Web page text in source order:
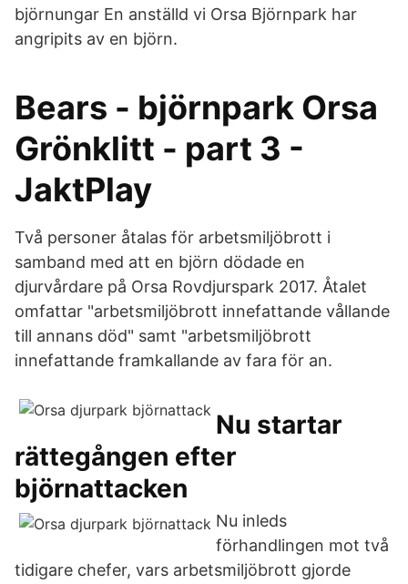
björnungar En anställd vi Orsa Björnpark har
angripits av en björn.
Bears - björnpark Orsa
Grönklitt - part 3 -
JaktPlay
Två personer åtalas för arbetsmiljöbrott i
samband med att en björn dödade en
djurvårdare på Orsa Rovdjurspark 2017. Åtalet
omfattar "arbetsmiljöbrott innefattande vållande
till annans död" samt "arbetsmiljöbrott
innefattande framkallande av fara för an.
Nu startar
rättegången efter
björnattacken
Nu inleds
förhandlingen mot två
tidigare chefer, vars arbetsmiljöbrott gjorde